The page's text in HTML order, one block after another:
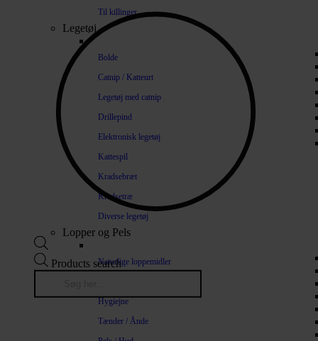
Til killinger
Legetøj
Bolde
Catnip / Katteurt
Legetøj med catnip
Drillepind
Elektronisk legetøj
Kattespil
Kradsebræt
Kradsetræ
Diverse legetøj
Lopper og Pels
Naturlige loppemidler
Hygiejne
Tænder / Ånde
Products search